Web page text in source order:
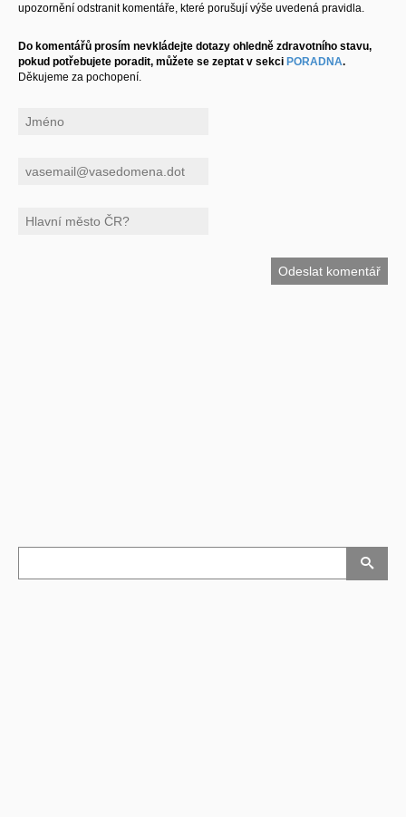
upozornění odstranit komentáře, které porušují výše uvedená pravidla.
Do komentářů prosím nevkládejte dotazy ohledně zdravotního stavu,
pokud potřebujete poradit, můžete se zeptat v sekci PORADNA.
Děkujeme za pochopení.